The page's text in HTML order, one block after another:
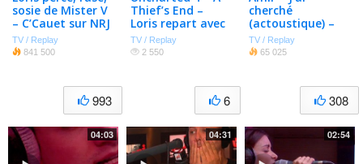
sosie de Mister V
– C’Cauet sur NRJ
TV / Replay
841 500
993
Thief’s End –
Loris repart avec
la meuf d’un gars
– C’Cauet sur NRJ
TV / Replay
2 550
6
cherché
(actoustique) –
Live – C’Cauet sur
NRJ
TV / Replay
65 025
308
04:03 04:31 02:54